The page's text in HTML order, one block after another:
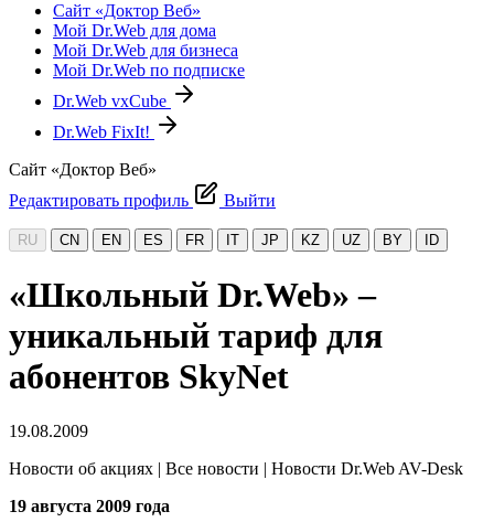
Сайт «Доктор Веб»
Мой Dr.Web для дома
Мой Dr.Web для бизнеса
Мой Dr.Web по подписке
Dr.Web vxCube
Dr.Web FixIt!
Сайт «Доктор Веб»
Редактировать профиль
Выйти
RU CN EN ES FR IT JP KZ UZ BY ID
«Школьный Dr.Web» –
уникальный тариф для
абонентов SkyNet
19.08.2009
Новости об акциях | Все новости | Новости Dr.Web AV-Desk
19 августа 2009 года